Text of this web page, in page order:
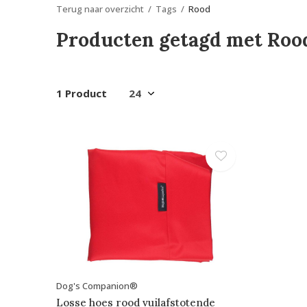
Terug naar overzicht Tags Rood
Producten getagd met
1 Product
Dog's Companion®
Losse hoes rood vuilafstotende